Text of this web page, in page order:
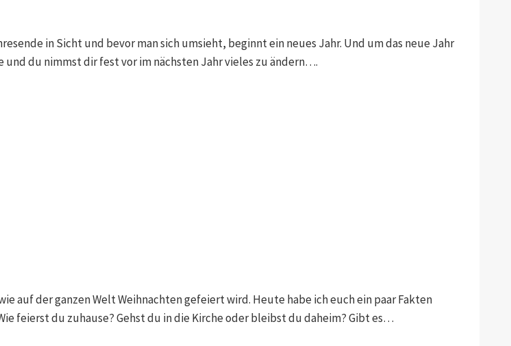
in Sicht und bevor man sich umsieht, beginnt ein neues Jahr. Und um das neue Jahr
du nimmst dir fest vor im nächsten Jahr vieles zu ändern….
auf der ganzen Welt Weihnachten gefeiert wird. Heute habe ich euch ein paar Fakten
feierst du zuhause? Gehst du in die Kirche oder bleibst du daheim? Gibt es…